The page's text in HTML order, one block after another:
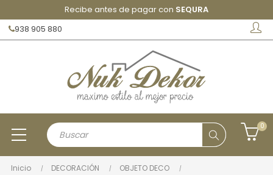
Recibe antes de pagar con SEQURA
938 905 880
0
Inicio DECORACIÓN
OBJETO DECO